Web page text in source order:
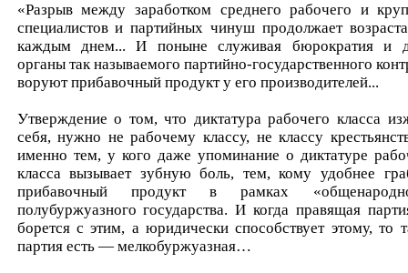
«Разрыв между заработком среднего рабочего и
специалистов и партийных чинуш продолжает
каждым днем... И поныне служивая бюрократия и
органы так называемого партийно-государственного
воруют прибавочный продукт у его производителей...
Утверждение о том, что диктатура рабочего класса
себя, нужно не рабочему классу, не классу
именно тем, у кого даже упоминание о диктатуре
класса вызывает зубную боль, тем, кому удобнее
прибавочный продукт в рамках
полубуржуазного государства. И когда правящая
борется с этим, а юридически способствует этому, то
партия есть — мелкобуржуазная…